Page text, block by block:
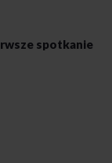
spotkanie